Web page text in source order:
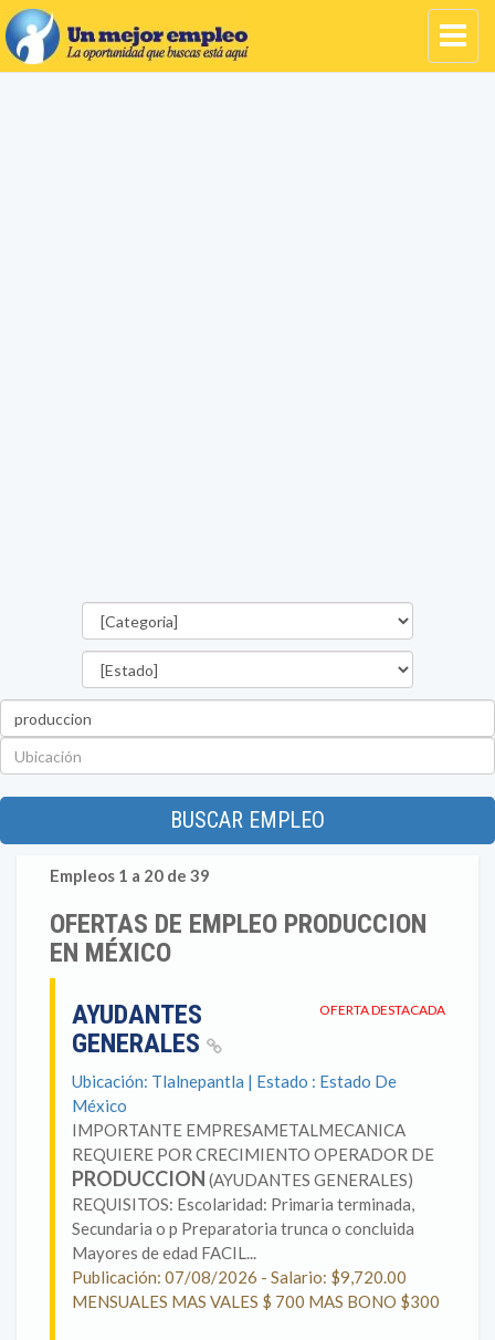
BUSCAR EMPLEO
Empleos 1 a 20 de 39
OFERTAS DE EMPLEO PRODUCCION
EN MÉXICO
OFERTA DESTACADA
AYUDANTES
GENERALES
Ubicación: Tlalnepantla | Estado : Estado De
México
IMPORTANTE EMPRESAMETALMECANICA
REQUIERE POR CRECIMIENTO OPERADOR DE
PRODUCCION (AYUDANTES GENERALES)
REQUISITOS: Escolaridad: Primaria terminada,
Secundaria o p Preparatoria trunca o concluida
Mayores de edad FACIL...
Publicación: 07/08/2026 - Salario: $9,720.00
MENSUALES MAS VALES $ 700 MAS BONO $300